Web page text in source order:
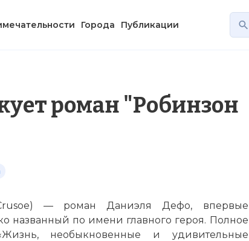
Города Публикации
роман "Робинзон
— роман Даниэля Дефо, впервые
названный по имени главного героя. Полное
необыкновенные и удивительные